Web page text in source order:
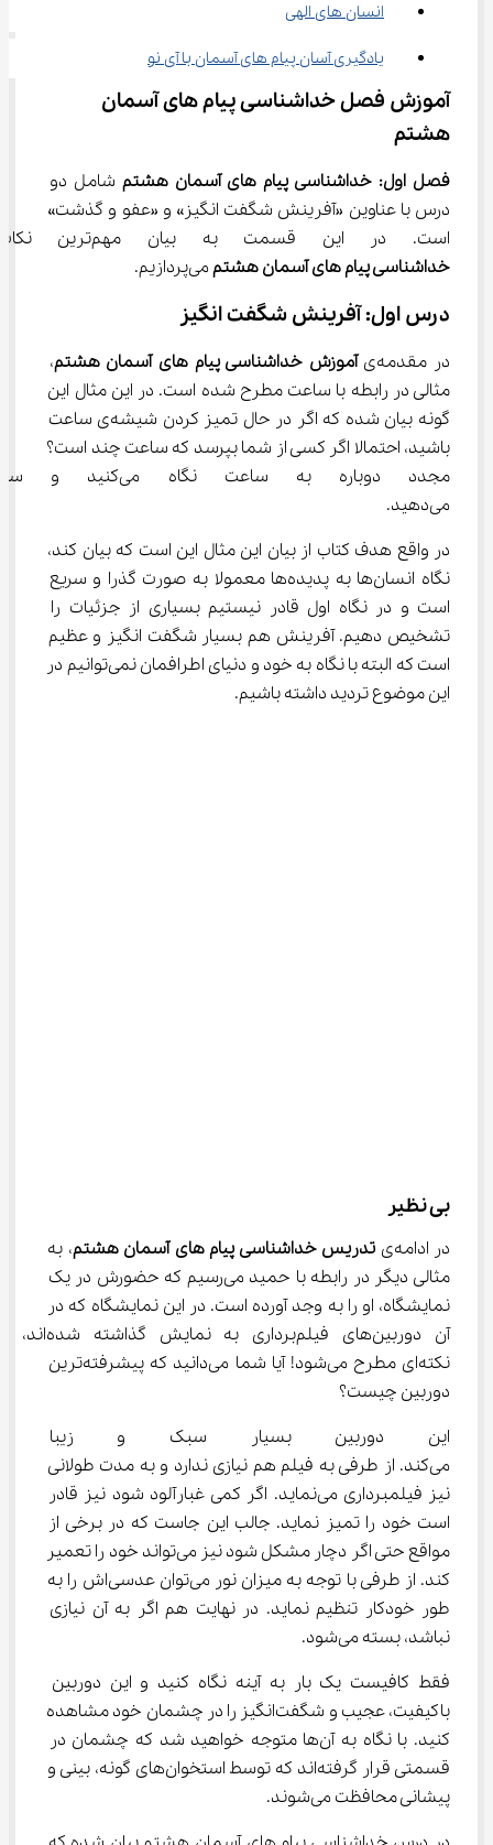
انسان های الهی
یادگیری آسان پیام های آسمان با آی نو
آموزش فصل خداشناسی پیام های آسمان
هشتم
فصل اول: خداشناسی پیام های آسمان هشتم شامل دو
درس با عناوین «آفرینش شگفت انگیز» و «عفو و گذشت»
است. در این قسمت به بیان مهم‌ترین نکات فصل
خداشناسی پیام های آسمان هشتم می‌پردازیم.
درس اول: آفرینش شگفت انگیز
در مقدمه‌ی آموزش خداشناسی پیام های آسمان هشتم،
مثالی در رابطه با ساعت مطرح شده است. در این مثال این
گونه بیان شده که اگر در حال تمیز کردن شیشه‌ی ساعت
باشید، احتمالا اگر کسی از شما بپرسد که ساعت چند است؟
مجدد دوباره به ساعت
می‌دهید.
در واقع هدف کتاب از بیان این مثال این است که بیان کند،
نگاه انسان‌ها به پدیده‌ها معمولا به صورت گذرا و سریع
است و در نگاه اول قادر نیستیم بسیاری از جزئیات را
تشخیص دهیم. آفرینش هم بسیار شگفت انگیز و عظیم
است که البته با نگاه به خود و دنیای اطرافمان نمی‌توانیم در
این موضوع تردید داشته باشیم.
بی نظیر
در ادامه‌ی تدریس خداشناسی پیام های آسمان هشتم، به
مثالی دیگر در رابطه با حمید می‌رسیم که حضورش در یک
نمایشگاه، او را به وجد آورده است. در این نمایشگاه که در
آن دوربین‌های فیلم‌برداری به نمایش گذاشته شده‌اند،
نکته‌ای مطرح می‌شود! آیا شما می‌دانید که پیشرفته‌ترین
دوربین چیست؟
این دوربین بسیار سبک و
می‌کند. از طرفی به فیلم هم نیازی ندارد و به مدت طولانی
نیز فیلمبرداری می‌نماید. اگر کمی غبارآلود شود نیز قادر
است خود را تمیز نماید. جالب این جاست که در برخی از
مواقع حتی اگر دچار مشکل شود نیز می‌تواند خود را تعمیر
کند. از طرفی با توجه به میزان نور می‌توان عدسی‌اش را به
طور خودکار تنظیم نماید. در نهایت هم اگر به آن نیازی
نباشد، بسته می‌شود.
فقط کافیست یک بار به آینه نگاه کنید و این دوربین
باکیفیت، عجیب و شگفت‌انگیز را در چشمان خود مشاهده
کنید. با نگاه به آن‌ها متوجه خواهید شد که چشمان در
قسمتی قرار گرفته‌اند که توسط استخوان‌های گونه، بینی و
پیشانی محافظت می‌شوند.